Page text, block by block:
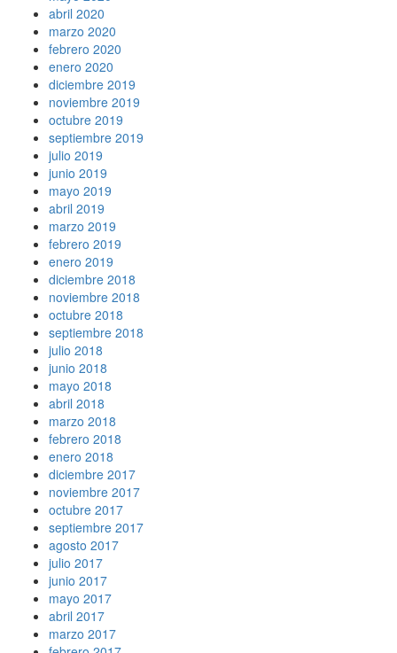
abril 2020
marzo 2020
febrero 2020
enero 2020
diciembre 2019
noviembre 2019
octubre 2019
septiembre 2019
julio 2019
junio 2019
mayo 2019
abril 2019
marzo 2019
febrero 2019
enero 2019
diciembre 2018
noviembre 2018
octubre 2018
septiembre 2018
julio 2018
junio 2018
mayo 2018
abril 2018
marzo 2018
febrero 2018
enero 2018
diciembre 2017
noviembre 2017
octubre 2017
septiembre 2017
agosto 2017
julio 2017
junio 2017
mayo 2017
abril 2017
marzo 2017